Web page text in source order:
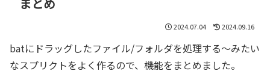
2024.07.04 2024.09.16
batにドラッグしたファイル/フォルダを処理する～みたい
なスプリクトをよく作るので、機能をまとめました。